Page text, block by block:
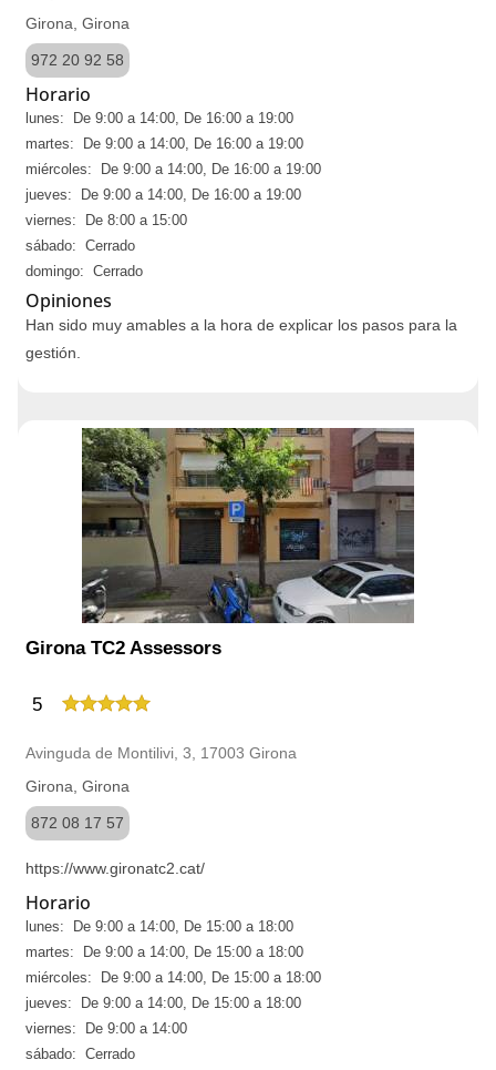
Girona, Girona
972 20 92 58
Horario
lunes: De 9:00 a 14:00, De 16:00 a 19:00
martes: De 9:00 a 14:00, De 16:00 a 19:00
miércoles: De 9:00 a 14:00, De 16:00 a 19:00
jueves: De 9:00 a 14:00, De 16:00 a 19:00
viernes: De 8:00 a 15:00
sábado: Cerrado
domingo: Cerrado
Opiniones
Han sido muy amables a la hora de explicar los pasos para la
gestión.
Girona TC2 Assessors
5
Avinguda de Montilivi, 3, 17003 Girona
Girona, Girona
872 08 17 57
https://www.gironatc2.cat/
Horario
lunes: De 9:00 a 14:00, De 15:00 a 18:00
martes: De 9:00 a 14:00, De 15:00 a 18:00
miércoles: De 9:00 a 14:00, De 15:00 a 18:00
jueves: De 9:00 a 14:00, De 15:00 a 18:00
viernes: De 9:00 a 14:00
sábado: Cerrado